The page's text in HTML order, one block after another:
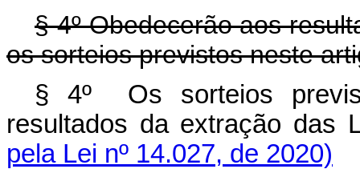
§ 4º Obedecerão aos
os sorteios previstos neste
§ 4º Os sorteios
resultados da extração das
pela Lei nº 14.027, de 2020)